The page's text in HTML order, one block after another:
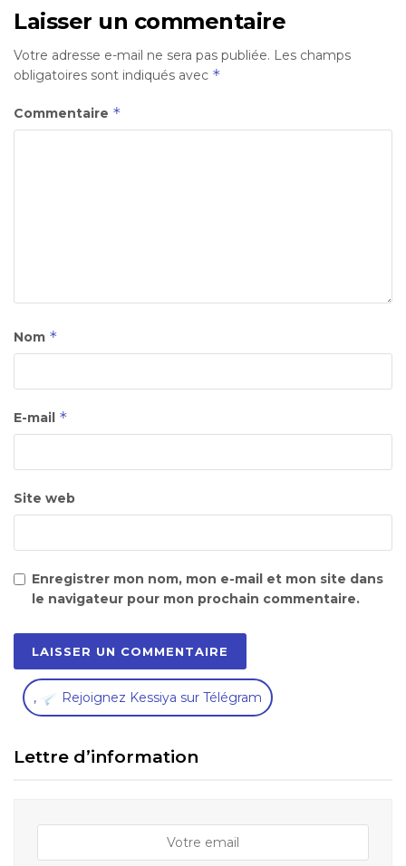
Laisser un commentaire
Votre adresse e-mail ne sera pas publiée. Les champs
obligatoires sont indiqués avec *
Commentaire *
Nom *
E-mail *
Site web
Enregistrer mon nom, mon e-mail et mon site dans
le navigateur pour mon prochain commentaire.
, Rejoignez Kessiya sur Télégram
Lettre d’information